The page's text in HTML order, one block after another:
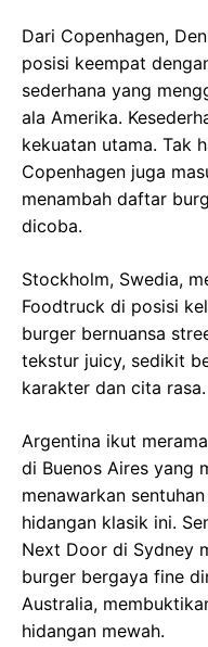
Dari Copenhagen,
posisi keempat
sederhana yang
ala Amerika.
kekuatan utama. Tak
Copenhagen juga
menambah daftar
dicoba.
Stockholm, Swedia,
Foodtruck di posisi
burger bernuansa
tekstur juicy, sedikit
karakter dan cita rasa.
Argentina ikut
di Buenos Aires yang
menawarkan
hidangan klasik ini.
Next Door di Sydney
burger bergaya fine
Australia,
hidangan mewah.